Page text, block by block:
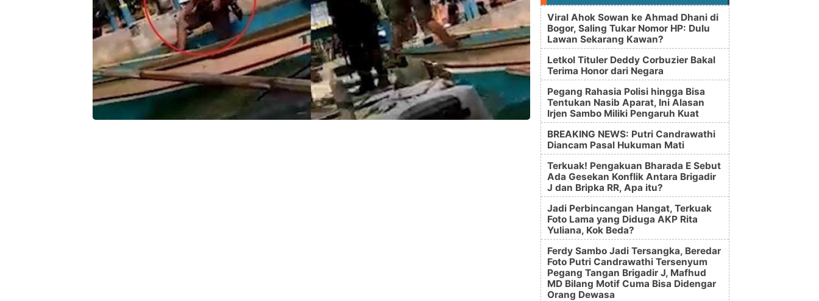
Viral Ahok Sowan ke Ahmad Dhani di
Bogor, Saling Tukar Nomor HP: Dulu
Lawan Sekarang Kawan?
Letkol Tituler Deddy Corbuzier Bakal
Terima Honor dari Negara
Pegang Rahasia Polisi hingga Bisa
Tentukan Nasib Aparat, Ini Alasan
Irjen Sambo Miliki Pengaruh Kuat
BREAKING NEWS: Putri Candrawathi
Diancam Pasal Hukuman Mati
Terkuak! Pengakuan Bharada E Sebut
Ada Gesekan Konflik Antara Brigadir
J dan Bripka RR, Apa itu?
Jadi Perbincangan Hangat, Terkuak
Foto Lama yang Diduga AKP Rita
Yuliana, Kok Beda?
Ferdy Sambo Jadi Tersangka, Beredar
Foto Putri Candrawathi Tersenyum
Pegang Tangan Brigadir J, Mafhud
MD Bilang Motif Cuma Bisa Didengar
Orang Dewasa